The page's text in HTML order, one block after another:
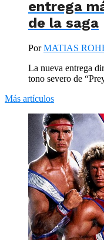
entrega
de la saga
PorMATIAS
La nueva entrega
tono severo de
Más artículos